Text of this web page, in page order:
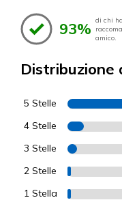
93% di chi
amico.
Distribuzione
5 Stelle
4 Stelle
3 Stelle
2 Stelle
1 Stella